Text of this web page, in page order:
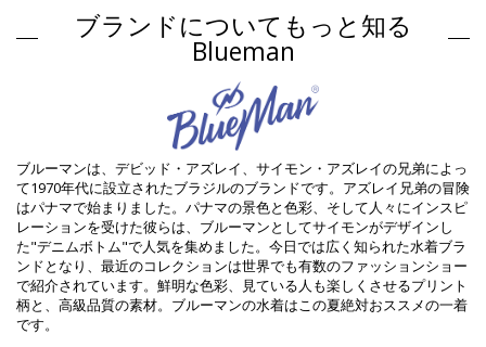
組成物
組成物: 85% Polyamide 15% Elastane
裏地: 98% Polyamide, 2% Elastane
商品情報
部門: ウィメンズ, ビキニトップ
パッケージを含む: 1 x ビキニトップ (他の装飾品は含まれていませ
ん。 )
HS CODE: 6112.41.0010
SKU: 1981127864
EAN: XS (7899918565335), S (7909780358680), M (7909780358697),
L (7909780358703), XL (7899918565373)
サプライヤー参照 : PR.11.2611-017
重さ : 55g / 0.12lb / 1.94oz
カットにより柄が異なることがあります。
ブランドについてもっと知る
Blueman
ブルーマンは、デビッド・アズレイ、サイモン・アズレイの兄弟によっ
て1970年代に設立されたブラジルのブランドです。アズレイ兄弟の冒険
はパナマで始まりました。パナマの景色と色彩、そして人々にインスピ
レーションを受けた彼らは、ブルーマンとしてサイモンがデザインし
た"デニムボトム"で人気を集めました。今日では広く知られた水着ブラ
ンドとなり、最近のコレクションは世界でも有数のファッションショー
で紹介されています。鮮明な色彩、見ている人も楽しくさせるプリント
柄と、高級品質の素材。ブルーマンの水着はこの夏絶対おススメの一着
です。